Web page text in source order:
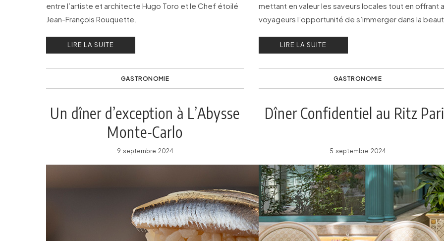
entre l’artiste et architecte Hugo Toro et le Chef étoilé
Jean-François Rouquette.
LIRE LA SUITE
GASTRONOMIE
mettant en valeur les saveurs locales tout en offrant
voyageurs l’opportunité de s’immerger dans la
LIRE LA SUITE
GASTRONOMIE
Un dîner d’exception à L’Abysse
Monte-Carlo
9 septembre 2024
Dîner Confidentiel au Ritz
5 septembre 2024